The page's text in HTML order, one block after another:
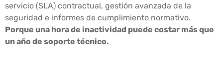
servicio (SLA) contractual, gestión avanzada de la
seguridad e informes de cumplimiento normativo.
Porque una hora de inactividad puede costar más que
un año de soporte técnico.